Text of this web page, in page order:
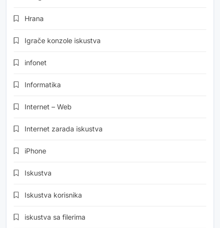
Hrana
Igrače konzole iskustva
infonet
Informatika
Internet – Web
Internet zarada iskustva
iPhone
Iskustva
Iskustva korisnika
iskustva sa filerima